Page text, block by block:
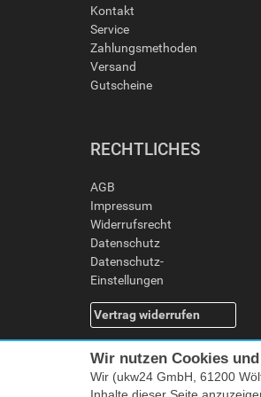
Kontakt
Service
Zahlungsmethoden
Versand
Gutscheine
RECHTLICHES
AGB
Impressum
Widerrufsrecht
Datenschutz
Datenschutz-
Einstellungen
Vertrag widerrufen
Wir nutzen Cookies
Wir (ukw24 GmbH, 61200